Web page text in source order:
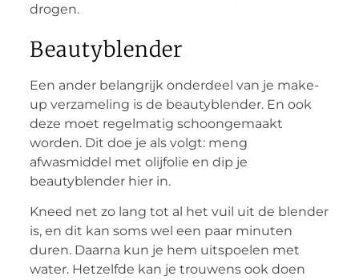
drogen.
Beautyblender
Een ander belangrijk onderdeel van je make-
up verzameling is de beautyblender. En ook
deze moet regelmatig schoongemaakt
worden. Dit doe je als volgt: meng
afwasmiddel met olijfolie en dip je
beautyblender hier in.
Kneed net zo lang tot al het vuil uit de blender
is, en dit kan soms wel een paar minuten
duren. Daarna kun je hem uitspoelen met
water. Hetzelfde kan je trouwens ook doen